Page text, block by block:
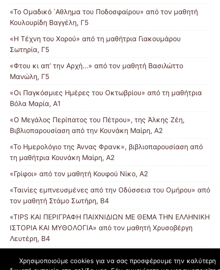
«Το Ομαδικό ΄Αθλημα του Ποδοσφαίρου» από τον μαθητή
Κουλουρίδη Βαγγέλη, Γ5
«Η Τέχνη του Χορού» από τη μαθήτρια Γιακουμάρου
Σωτηρία, Γ5
«Φτου κι απ’ την Αρχή…» από τον μαθητή Βασιλώττο
Μανώλη, Γ5
«Οι Παγκόσμιες Ημέρες του Οκτωβρίου» από τη μαθήτρια
Βόλα Μαρία, Α1
«Ο Μεγάλος Περίπατος του Πέτρου», της Άλκης Ζέη,
Βιβλιοπαρουσίαση από την Κουνάκη Μαίρη, Α2
«Το Ημερολόγιο της Άννας Φρανκ», βιβλιοπαρουσίαση από
τη μαθήτρια Κουνάκη Μαίρη, Α2
«Γρίφοι» από τον μαθητή Κουφού Νίκο, Α2
«Ταινίες εμπνευσμένες από την Οδύσσεια του Ομήρου» από
τον μαθητή Στάμο Σωτήρη, Β4
«TIPS ΚΑΙ ΠΕΡΙΓΡΑΦΗ ΠΑΙΧΝΙΔΙΩΝ ΜΕ ΘΕΜΑ ΤΗΝ ΕΛΛΗΝΙΚΗ
ΙΣΤΟΡΙΑ ΚΑΙ ΜΥΘΟΛΟΓΙΑ» από τον μαθητή Χρυσοβέργη
Λευτέρη, Β4
Χρησιμοποιούμε cookies για να σας προσφέρουμε την καλύτερη